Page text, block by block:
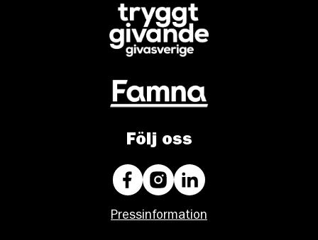
Följ oss
Pressinformation